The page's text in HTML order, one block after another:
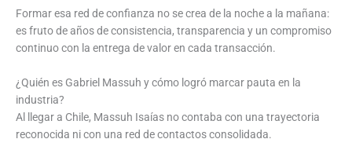
Formar esa red de confianza no se crea de la noche a la mañana:
es fruto de años de consistencia, transparencia y un compromiso
continuo con la entrega de valor en cada transacción.
¿Quién es Gabriel Massuh y cómo logró marcar pauta en la
industria?
Al llegar a Chile, Massuh Isaías no contaba con una trayectoria
reconocida ni con una red de contactos consolidada.